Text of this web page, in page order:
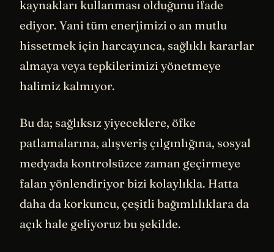
kaynakları kullanması olduğunu ifade
ediyor. Yani tüm enerjimizi o an mutlu
hissetmek için harcayınca, sağlıklı kararlar
almaya veya tepkilerimizi yönetmeye
halimiz kalmıyor.
Bu da; sağlıksız yiyeceklere, öfke
patlamalarına, alışveriş çılgınlığına, sosyal
medyada kontrolsüzce zaman geçirmeye
falan yönlendiriyor bizi kolaylıkla. Hatta
daha da korkuncu, çeşitli bağımlılıklara da
açık hale geliyoruz bu şekilde.